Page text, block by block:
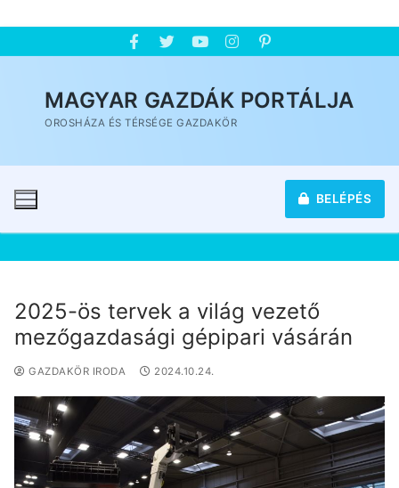
MAGYAR GAZDÁK PORTÁLJA
OROSHÁZA ÉS TÉRSÉGE GAZDAKÖR
BELÉPÉS
2025-ös tervek a világ vezető
mezőgazdasági gépipari vásárán
GAZDAKÖR IRODA 2024.10.24.